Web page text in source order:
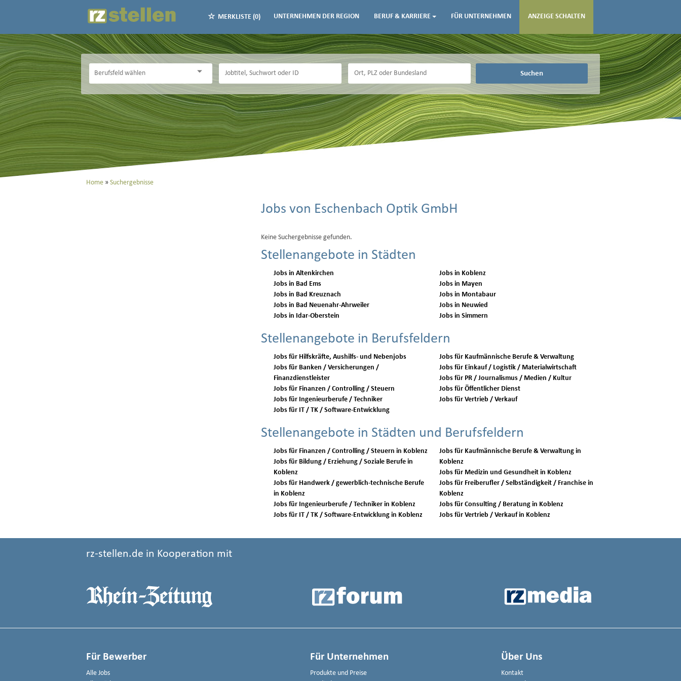
MERKLISTE (0) UNTERNEHMEN DER REGION BERUF & KARRIERE FÜR UNTERNEHMEN ANZEIGE SCHALTEN
Suchen
Home Suchergebnisse
Jobs von Eschenbach Optik GmbH
Keine Suchergebnisse gefunden.
Stellenangebote in Städten
Jobs in Altenkirchen
Jobs in Bad Ems
Jobs in Bad Kreuznach
Jobs in Bad Neuenahr-Ahrweiler
Jobs in Idar-Oberstein
Jobs in Koblenz
Jobs in Mayen
Jobs in Montabaur
Jobs in Neuwied
Jobs in Simmern
Stellenangebote in Berufsfeldern
Jobs für Hilfskräfte, Aushilfs- und Nebenjobs
Jobs für Banken / Versicherungen /
Finanzdienstleister
Jobs für Finanzen / Controlling / Steuern
Jobs für Ingenieurberufe / Techniker
Jobs für IT / TK / Software-Entwicklung
Jobs für Kaufmännische Berufe & Verwaltung
Jobs für Einkauf / Logistik / Materialwirtschaft
Jobs für PR / Journalismus / Medien / Kultur
Jobs für Öffentlicher Dienst
Jobs für Vertrieb / Verkauf
Stellenangebote in Städten und Berufsfeldern
Jobs für Finanzen / Controlling / Steuern in Koblenz
Jobs für Bildung / Erziehung / Soziale Berufe in
Koblenz
Jobs für Handwerk / gewerblich-technische Berufe
in Koblenz
Jobs für Ingenieurberufe / Techniker in Koblenz
Jobs für IT / TK / Software-Entwicklung in Koblenz
Jobs für Kaufmännische Berufe & Verwaltung in
Koblenz
Jobs für Medizin und Gesundheit in Koblenz
Jobs für Freiberufler / Selbständigkeit / Franchise in
Koblenz
Jobs für Consulting / Beratung in Koblenz
Jobs für Vertrieb / Verkauf in Koblenz
rz-stellen.de in Kooperation mit
Für Bewerber
Alle Jobs
Für Unternehmen
Produkte und Preise
Über Uns
Kontakt